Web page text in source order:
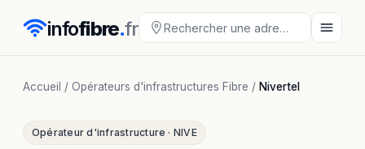
infofibre.fr
Accueil / Opérateurs d'infrastructures Fibre / Nivertel
Opérateur d'infrastructure · NIVE